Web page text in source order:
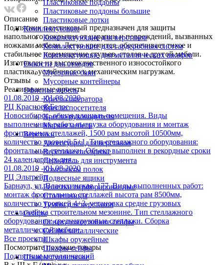
Пластиковые поддоны
Пластиковые поддоны большие
Пластиковые лотки
Комплектующие
Комплектующие для верстаков
Комплектующие для гардеробных систем
Комплектующие для металлических шкафов
Емкости для отходов
Мусорные баки
Мусорные контейнеры
Офисная мебель
Кресло оператора
Кресло посетителя
Кресло руководителя
Мягкая мебель
Верстаки
Аксессуары для верстаков
Верстаки слесарные
Держатель для инструмента
Комплекты полок
Подвесные ящики
Решетки перфорированные
Столешницы
Тумбы для верстаков
Сейфы
Огневзломостойкие сейфы
Сейфы металлические
Шкафы оружейные
Шкафы-сейфы
Шкафы сушильные
Описание
Подпятник пластиковый предназначен для защиты
напольного покрытия от царапин и повреждений, вызванных
ножками мебели. Легко крепится, обеспечивает тихое и
стабильное перемещение стульев, столов и другой мебели.
Изготовлен из высококачественного износостойкого
пластика, устойчивого к механическим нагрузкам.
Отзывы
Реализованныe проекты
01.08.2019 - 01.08.2020
РЦ Красное&Белое
Новосибирск, общая площадь помещения. Виды
выполненных работ: выгрузка оборудования и монтаж
фронтальных стеллажей, 1500 рам высотой 10500мм,
количество уровней 5+1. Тип стеллажного оборудования:
фронтальные стеллажи. Объект выполнен в рекордные сроки
24 календарных дня. .
01.08.2019 - 01.08.2020
РЦ Эльтрейд
Барнаул, ул. Власихинская, 177. Виды выполненных работ:
монтаж фронтальных стеллажей высота рам 8500мм,
количество уровней 4+3, установка средне грузовых
стеллажей на строительном мезонине. Тип стеллажного
оборудования: среднегрузовые стеллажи. Сборка
металлической мебели.
Все проекты
Посмотрите похожие товары
Подпятник металлический